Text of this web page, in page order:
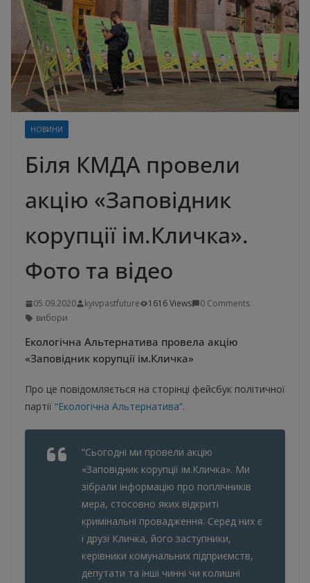
НОВИНИ
Біля КМДА провели
акцію «Заповідник
корупції ім.Кличка».
Фото та відео
05.09.2020 kyivpastfuture 1616 Views
0 Comments
вибори
Екологічна Альтернатива провела акцію
«Заповідник корупції ім.Кличка»
Про це повідомляється на сторінці фейсбук політичної
партії “Екологічна Альтернатива”.
“Сьогодні ми провели акцію
«Заповідник корупції ім.Кличка». Ми
зібрали інформацію про поплічників
мера, стосовно яких відкриті
кримінальні провадження. Серед них є
і друзі Кличка, його заступники,
керівники комунальних підприємств,
депутати та інші чинні чи колишні